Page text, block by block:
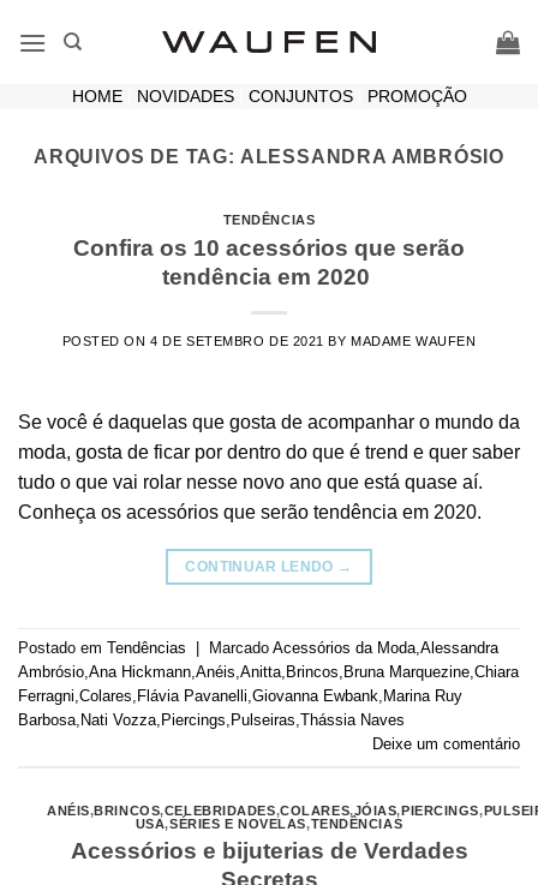
HOME| NOVIDADES| CONJUNTOS| PROMOÇÃO
ARQUIVOS DE TAG: ALESSANDRA AMBRÓSIO
TENDÊNCIAS
Confira os 10 acessórios que serão
tendência em 2020
POSTED ON4 DE SETEMBRO DE 2021 BYMADAME WAUFEN
Se você é daquelas que gosta de acompanhar o mundo da
moda, gosta de ficar por dentro do que é trend e quer saber
tudo o que vai rolar nesse novo ano que está quase aí.
Conheça os acessórios que serão tendência em 2020.
CONTINUAR LENDO →
Postado em Tendências Marcado Acessórios da Moda Alessandra
Ambrósio Ana Hickmann Anéis Anitta Brincos Bruna Marquezine Chiara
Ferragni Colares Flávia Pavanelli Giovanna Ewbank Marina Ruy
Barbosa Nati Vozza Piercings Pulseiras Thássia Naves
Deixe um comentário
ANÉIS,BRINCOS,CELEBRIDADES,COLARES,JÓIAS,PIERCINGS,
USA,SÉRIES E NOVELAS,TENDÊNCIAS
Acessórios e bijuterias de Verdades
Secretas